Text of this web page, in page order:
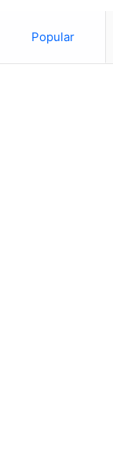
Popular